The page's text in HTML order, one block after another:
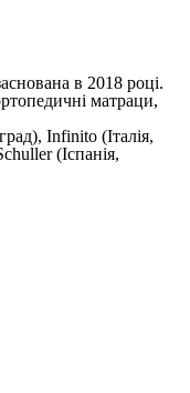
в 2018 році.
матраци,
Infinito (Італія,
(Іспанія,